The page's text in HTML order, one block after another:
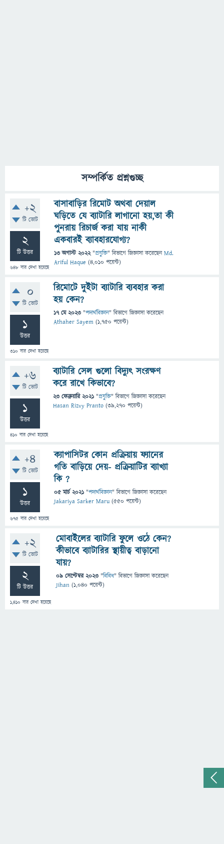
সম্পর্কিত প্রশ্নগুচ্ছ
+2
টি ভোট
2
টি উত্তর
648 বার দেখা হয়েছে
বাসাবাড়ির রিমোট অথবা দেয়াল
ঘড়িতে যে ব্যাটারি লাগানো হয়,তা কী
পুনরায় রিচার্জ করা যায় নাকী
একবারই ব্যাবহারযোগ্য?
13 অগাস্ট 2022 "প্রযুক্তি" বিভাগে জিজ্ঞাসাকরেছেনMd.
Ariful Haque (4,010 পয়েন্ট)
0
টি ভোট
1
উত্তর
310 বার দেখা হয়েছে
রিমোটে দুইটা ব্যাটারি ব্যবহার করা
হয় কেন?
17 মে 2023 "পদার্থবিজ্ঞান" বিভাগে জিজ্ঞাসাকরেছেন
Athaher Sayem (1,750 পয়েন্ট)
+6
টি ভোট
1
উত্তর
410 বার দেখা হয়েছে
ব্যাটারি সেল গুলো বিদ্যুৎ সংরক্ষণ
করে রাখে কিভাবে?
23 ফেব্রুয়ারি 2021 "প্রযুক্তি" বিভাগে জিজ্ঞাসাকরেছেন
Hasan Rizvy Pranto (39,270 পয়েন্ট)
+4
টি ভোট
1
উত্তর
675 বার দেখা হয়েছে
ক্যাপাসিটর কোন প্রক্রিয়ায় ফ্যানের
গতি বাড়িয়ে দেয়- প্রক্রিয়াটির ব্যাখ্যা
কি ?
05 মার্চ 2021 "পদার্থবিজ্ঞান" বিভাগে জিজ্ঞাসাকরেছেন
Jakariya Sarker Maru (550 পয়েন্ট)
+2
টি ভোট
2
টি উত্তর
1,410 বার দেখা হয়েছে
মোবাইলের ব্যাটারি ফুলে ওঠে কেন?
কীভাবে ব্যাটারির স্থায়ীত্ব বাড়ানো
যায়?
09 সেপ্টেম্বর 2023 "বিবিধ" বিভাগে জিজ্ঞাসাকরেছেন
Jihan (1,040 পয়েন্ট)